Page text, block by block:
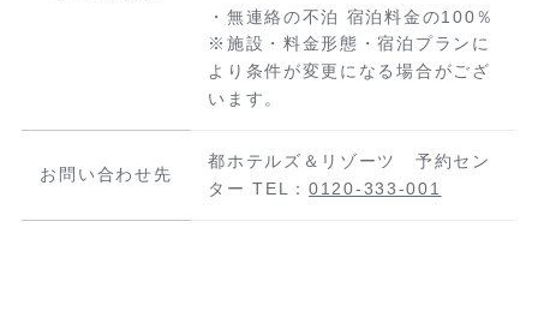
・無連絡の不泊 宿泊料金の100％
※施設・料金形態・宿泊プランに
より条件が変更になる場合がござ
います。
お問い合わせ先
都ホテルズ＆リゾーツ 予約セン
ター TEL：0120-333-001